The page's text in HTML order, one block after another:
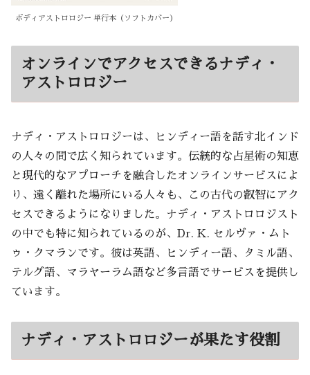
ボディアストロロジー 単行本（ソフトカバー）
オンラインでアクセスできるナディ・
アストロロジー
ナディ・アストロロジーは、ヒンディー語を話す北インド
の人々の間で広く知られています。伝統的な占星術の知恵
と現代的なアプローチを融合したオンラインサービスによ
り、遠く離れた場所にいる人々も、この古代の叡智にアク
セスできるようになりました。ナディ・アストロロジスト
の中でも特に知られているのが、Dr. K. セルヴァ・ムト
ゥ・クマランです。彼は英語、ヒンディー語、タミル語、
テルグ語、マラヤーラム語など多言語でサービスを提供し
ています。
ナディ・アストロロジーが果たす役割